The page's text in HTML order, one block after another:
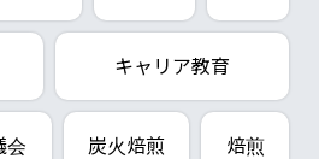
キャリア教育
会 炭火焙煎 焙煎